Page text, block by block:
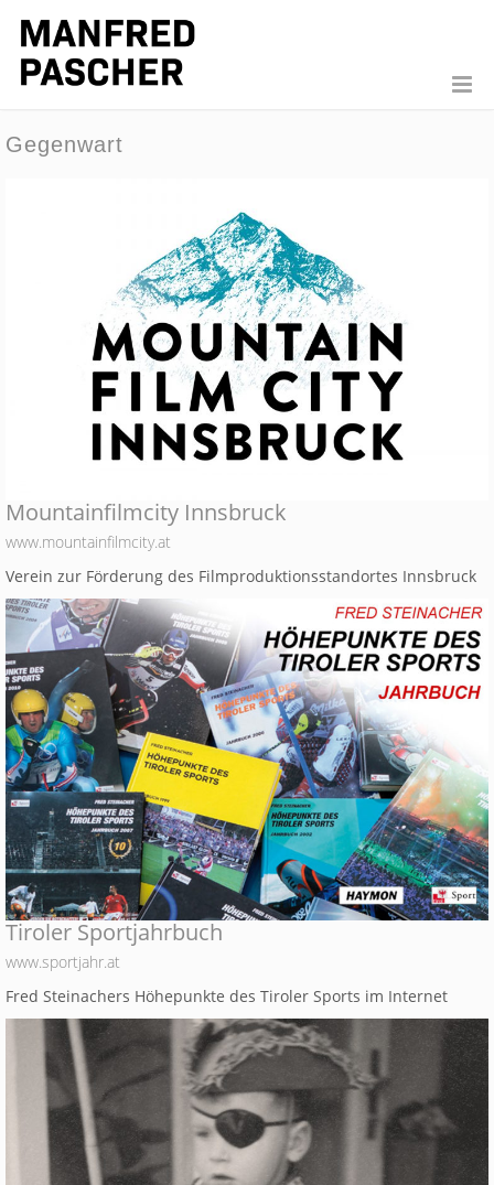
Gegenwart
Mountainfilmcity Innsbruck
www.mountainfilmcity.at
Verein zur Förderung des Filmproduktionsstandortes Innsbruck
Tiroler Sportjahrbuch
www.sportjahr.at
Fred Steinachers Höhepunkte des Tiroler Sports im Internet